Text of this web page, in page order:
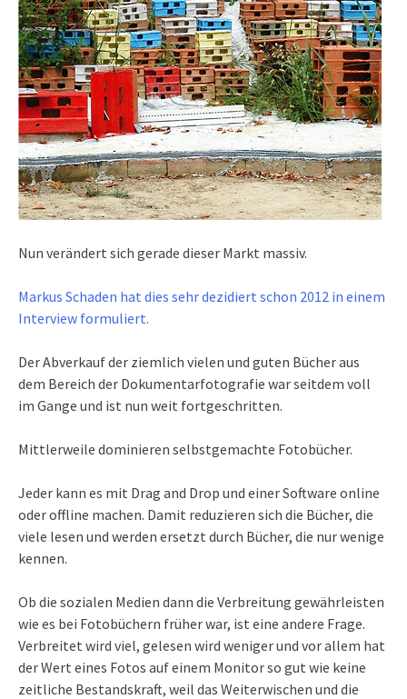
Nun verändert sich gerade dieser Markt massiv.
Markus Schaden hat dies sehr dezidiert schon 2012 in einem
Interview formuliert.
Der Abverkauf der ziemlich vielen und guten Bücher aus
dem Bereich der Dokumentarfotografie war seitdem voll
im Gange und ist nun weit fortgeschritten.
Mittlerweile dominieren selbstgemachte Fotobücher.
Jeder kann es mit Drag and Drop und einer Software online
oder offline machen. Damit reduzieren sich die Bücher, die
viele lesen und werden ersetzt durch Bücher, die nur wenige
kennen.
Ob die sozialen Medien dann die Verbreitung gewährleisten
wie es bei Fotobüchern früher war, ist eine andere Frage.
Verbreitet wird viel, gelesen wird weniger und vor allem hat
der Wert eines Fotos auf einem Monitor so gut wie keine
zeitliche Bestandskraft, weil das Weiterwischen und die